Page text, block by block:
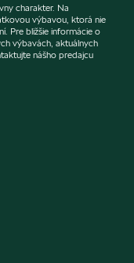
charakter. Na
výbavou, ktorá nie
Pre bližšie informácie o
výbavách, aktuálnych
nášho predajcu